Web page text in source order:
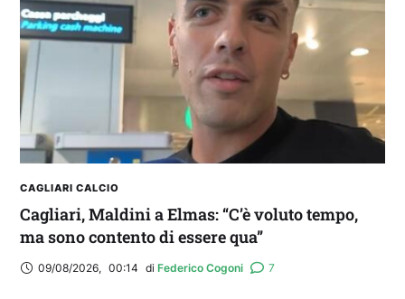
CAGLIARI CALCIO
Cagliari, Maldini a Elmas: “C’è voluto tempo,
ma sono contento di essere qua”
09/08/2026, 00:14 di Federico Cogoni 7